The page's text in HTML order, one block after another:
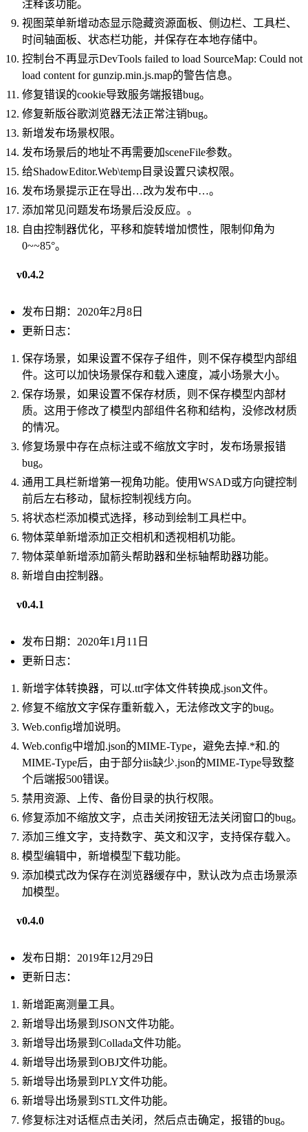
注释该功能。
视图菜单新增动态显示隐藏资源面板、侧边栏、工具栏、
时间轴面板、状态栏功能，并保存在本地存储中。
控制台不再显示DevTools failed to load SourceMap: Could not
load content for gunzip.min.js.map的警告信息。
修复错误的cookie导致服务端报错bug。
修复新版谷歌浏览器无法正常注销bug。
新增发布场景权限。
发布场景后的地址不再需要加sceneFile参数。
给ShadowEditor.Web\temp目录设置只读权限。
发布场景提示正在导出…改为发布中…。
添加常见问题发布场景后没反应。。
自由控制器优化，平移和旋转增加惯性，限制仰角为
0~~85°。
v0.4.2
发布日期：2020年2月8日
更新日志：
保存场景，如果设置不保存子组件，则不保存模型内部组
件。这可以加快场景保存和载入速度，减小场景大小。
保存场景，如果设置不保存材质，则不保存模型内部材
质。这用于修改了模型内部组件名称和结构，没修改材质
的情况。
修复场景中存在点标注或不缩放文字时，发布场景报错
bug。
通用工具栏新增第一视角功能。使用WSAD或方向键控制
前后左右移动，鼠标控制视线方向。
将状态栏添加模式选择，移动到绘制工具栏中。
物体菜单新增添加正交相机和透视相机功能。
物体菜单新增添加箭头帮助器和坐标轴帮助器功能。
新增自由控制器。
v0.4.1
发布日期：2020年1月11日
更新日志：
新增字体转换器，可以.ttf字体文件转换成.json文件。
修复不缩放文字保存重新载入，无法修改文字的bug。
Web.config增加说明。
Web.config中增加.json的MIME-Type，避免去掉.*和.的
MIME-Type后，由于部分iis缺少.json的MIME-Type导致整
个后端报500错误。
禁用资源、上传、备份目录的执行权限。
修复添加不缩放文字，点击关闭按钮无法关闭窗口的bug。
添加三维文字，支持数字、英文和汉字，支持保存载入。
模型编辑中，新增模型下载功能。
添加模式改为保存在浏览器缓存中，默认改为点击场景添
加模型。
v0.4.0
发布日期：2019年12月29日
更新日志：
新增距离测量工具。
新增导出场景到JSON文件功能。
新增导出场景到Collada文件功能。
新增导出场景到OBJ文件功能。
新增导出场景到PLY文件功能。
新增导出场景到STL文件功能。
修复标注对话框点击关闭，然后点击确定，报错的bug。